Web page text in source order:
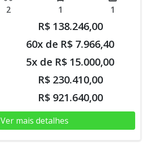
2 1 1
R$ 138.246,00
60x de R$ 7.966,40
5x de R$ 15.000,00
R$ 230.410,00
R$ 921.640,00
Ver mais detalhes